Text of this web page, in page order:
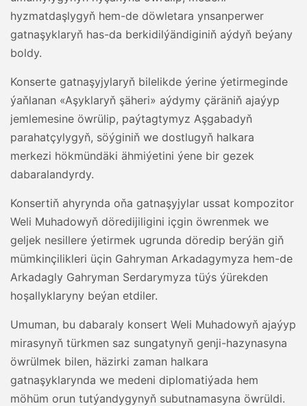
hyzmatdaşlygyň hem-de döwletara ynsanperwer
gatnaşyklaryň has-da berkidilýändiginiň aýdyň beýany
boldy.
Konserte gatnaşyjylaryň bilelikde ýerine ýetirmeginde
ýaňlanan «Aşyklaryň şäheri» aýdymy çäräniň ajaýyp
jemlemesine öwrülip, paýtagtymyz Aşgabadyň
parahatçylygyň, söýginiň we dostlugyň halkara
merkezi hökmündäki ähmiýetini ýene bir gezek
dabaralandyrdy.
Konsertiň ahyrynda oňa gatnaşyjylar ussat kompozitor
Weli Muhadowyň döredijiligini içgin öwrenmek we
geljek nesillere ýetirmek ugrunda döredip berýän giň
mümkinçilikleri üçin Gahryman Arkadagymyza hem-de
Arkadagly Gahryman Serdarymyza tüýs ýürekden
hoşallyklaryny beýan etdiler.
Umuman, bu dabaraly konsert Weli Muhadowyň ajaýyp
mirasynyň türkmen saz sungatynyň genji-hazynasyna
öwrülmek bilen, häzirki zaman halkara
gatnaşyklarynda we medeni diplomatiýada hem
möhüm orun tutýandygynyň subutnamasyna öwrüldi.